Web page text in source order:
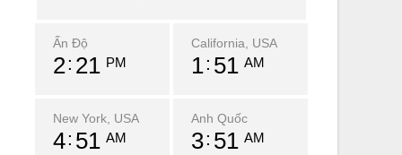
Ấn Độ
2 21 PM
California, USA
1 51 AM
New York, USA
4 51 AM
Anh Quốc
3 51 AM